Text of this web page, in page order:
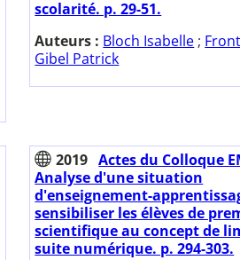
scolarité. p. 29-51.
Auteurs : Bloch Isabelle ;
Gibel Patrick
2019 Actes du Colloque
Analyse d'une situation
d'enseignement-
sensibiliser les élèves de
scientifique au concept de
suite numérique. p. 294-303.